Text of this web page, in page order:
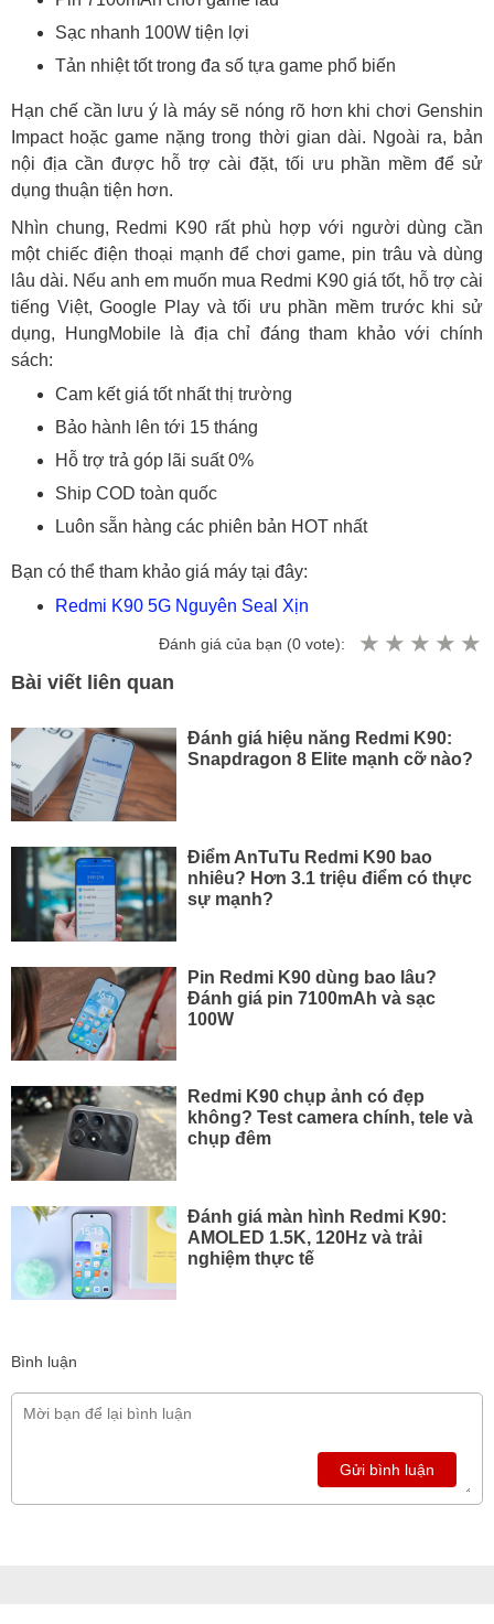
Sạc nhanh 100W tiện lợi
Tản nhiệt tốt trong đa số tựa game phổ biến
Hạn chế cần lưu ý là máy sẽ nóng rõ hơn khi chơi Genshin
Impact hoặc game nặng trong thời gian dài. Ngoài ra, bản
nội địa cần được hỗ trợ cài đặt, tối ưu phần mềm để sử
dụng thuận tiện hơn.
Nhìn chung, Redmi K90 rất phù hợp với người dùng cần
một chiếc điện thoại mạnh để chơi game, pin trâu và dùng
lâu dài. Nếu anh em muốn mua Redmi K90 giá tốt, hỗ trợ cài
tiếng Việt, Google Play và tối ưu phần mềm trước khi sử
dụng, HungMobile là địa chỉ đáng tham khảo với chính
sách:
Cam kết giá tốt nhất thị trường
Bảo hành lên tới 15 tháng
Hỗ trợ trả góp lãi suất 0%
Ship COD toàn quốc
Luôn sẵn hàng các phiên bản HOT nhất
Bạn có thể tham khảo giá máy tại đây:
Redmi K90 5G Nguyên Seal Xịn
Đánh giá của bạn (0 vote):
Bài viết liên quan
Đánh giá hiệu năng Redmi K90:
Snapdragon 8 Elite mạnh cỡ nào?
Điểm AnTuTu Redmi K90 bao
nhiêu? Hơn 3.1 triệu điểm có thực
sự mạnh?
Pin Redmi K90 dùng bao lâu?
Đánh giá pin 7100mAh và sạc
100W
Redmi K90 chụp ảnh có đẹp
không? Test camera chính, tele và
chụp đêm
Đánh giá màn hình Redmi K90:
AMOLED 1.5K, 120Hz và trải
nghiệm thực tế
Bình luận
Gửi bình luận